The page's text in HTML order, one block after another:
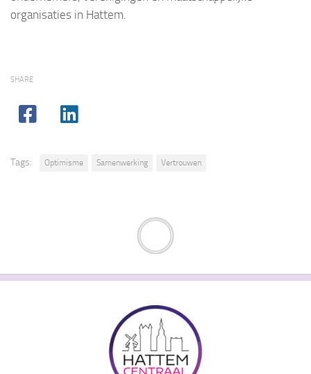
organisaties in Hattem.
SHARE
Tags: Optimisme Samenwerking Vertrouwen